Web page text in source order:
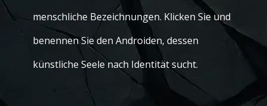
menschliche Bezeichnungen. Klicken Sie und
benennen Sie den Androiden, dessen
künstliche Seele nach Identität sucht.